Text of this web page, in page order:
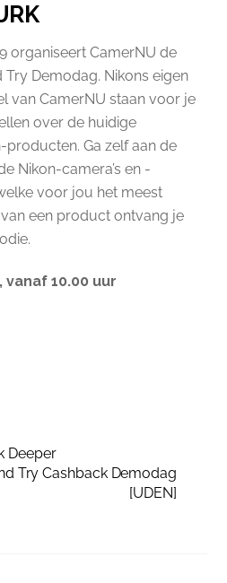
organiseert CamerNU de
Try Demodag. Nikons eigen
van CamerNU staan voor je
over de huidige
Ga zelf aan de
Nikon-camera’s en -
voor jou het meest
een product ontvang je
vanaf 10.00 uur
Deeper
Try Cashback Demodag
[UDEN]